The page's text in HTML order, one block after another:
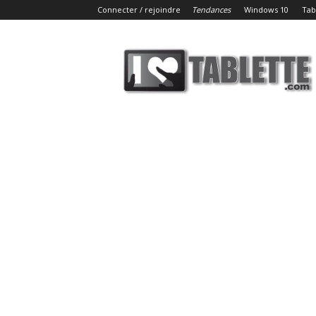
Connecter / rejoindre Tendances Windows 10